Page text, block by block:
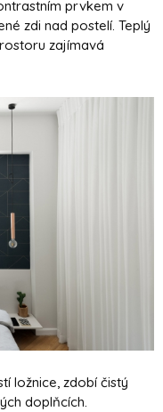
prvkem v
zdi nad postelí. Teplý
zajímavá
ložnice, zdobí čistý
doplňcích.